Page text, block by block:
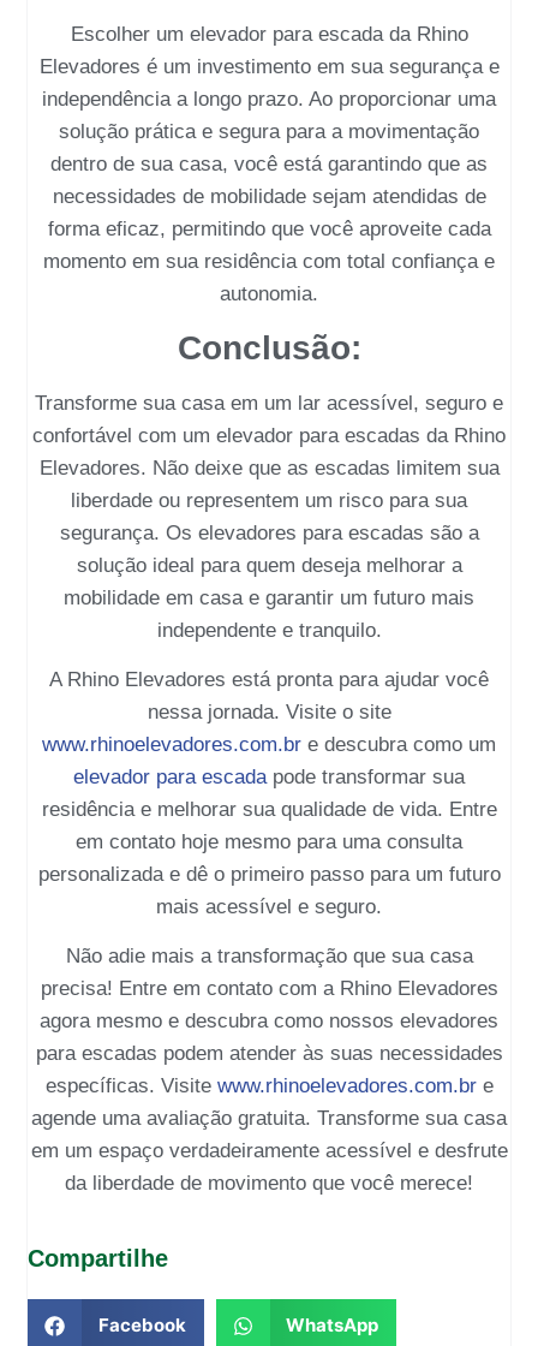
Escolher um elevador para escadada Rhino
Elevadores é um investimento em sua segurança e
independência a longo prazo. Ao proporcionar uma
solução prática e segura para a movimentação
dentro de sua casa, você está garantindo que as
necessidades de mobilidade sejam atendidas de
forma eficaz, permitindo que você aproveite cada
momento em sua residência com total confiança e
autonomia.
Conclusão:
Transforme sua casa em um lar acessível, seguro e
confortável com um elevador para escadas da Rhino
Elevadores. Não deixe que as escadas limitem sua
liberdade ou representem um risco para sua
segurança. Os elevadores para escadas são a
solução ideal para quem deseja melhorar a
mobilidade em casa e garantir um futuro mais
independente e tranquilo.
A Rhino Elevadores está pronta para ajudar você
nessa jornada. Visite o site
www.rhinoelevadores.com.br e descubra como um
elevador para escadapode transformar sua
residência e melhorar sua qualidade de vida. Entre
em contato hoje mesmo para uma consulta
personalizada e dê o primeiro passo para um futuro
mais acessível e seguro.
Não adie mais a transformação que sua casa
precisa! Entre em contato com a Rhino Elevadores
agora mesmo e descubra como nossos elevadores
para escadas podem atender às suas necessidades
específicas. Visite www.rhinoelevadores.com.bre
agende uma avaliação gratuita. Transforme sua casa
em um espaço verdadeiramente acessível e desfrute
da liberdade de movimento que você merece!
Compartilhe
Facebook WhatsApp